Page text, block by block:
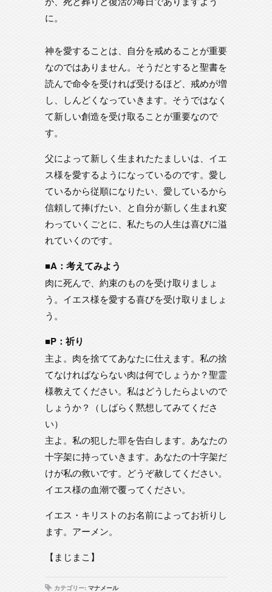
に。
神を愛することは、自分を戒めることが重要
なのではありません。そうだとすると聖書を
読んで命令を受ければ受けるほど、戒めが増
し、しんどくなっていきます。そうではなく
て新しい創造を受け取ることが重要なので
す。
父によって新しく生まれたたましいは、イエ
ス様を愛するようになっているのです。愛し
ているから従順になりたい、愛しているから
信頼して捧げたい、と自分が新しく生まれ変
わっていくごとに、私たちの人生は喜びに溢
れていくのです。
■A：考えてみよう
肉に死んで、約束のものを受け取りましょ
う。イエス様を愛する喜びを受け取りましょ
う。
■P：祈り
主よ。肉を捨ててあなたに仕えます。私の捨
てなければならない肉は何でしょうか？聖霊
様教えてください。私はどうしたらよいので
しょうか？（しばらく黙想してみてくださ
い）
主よ。私の犯した罪を告白します。あなたの
十字架に持っていきます。あなたの十字架だ
けが私の救いです。どうぞ赦してください。
イエス様の血潮で覆ってください。
イエス・キリストのお名前によってお祈りし
ます。アーメン。
【まじまこ】
カテゴリー: マナメール